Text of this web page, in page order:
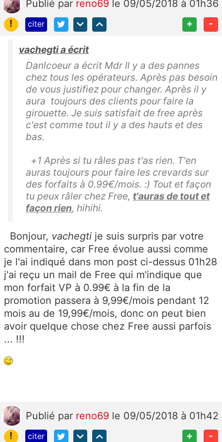
Publié par reno69 le 09/05/2018 à 01h36
!
citer + -
vachegti a écrit
Danlcoeur a écrit Mdr Il y a des pannes
chez tous les opérateurs. Après pas besoin
de vous justifiez pour changer. Après il y
aura toujours des clients pour faire la
girouette. Je suis satisfait de free après
c'est comme tout il y a des hauts et des
bas.
+1 Après si tu râles pas t'as rien. T'en
auras toujours pour faire les crevards sur
des forfaits à 0.99€/mois. :) Tout et façon
tu peux râler chez Free, t'auras de tout et
façon rien, hihihi.
Bonjour, vachegti je suis surpris par votre
commentaire, car Free évolue aussi comme
je l'ai indiqué dans mon post ci-dessus 01h28
j'ai reçu un mail de Free qui m'indique que
mon forfait VP à 0.99€ à la fin de la
promotion passera à 9,99€/mois pendant 12
mois au de 19,99€/mois, donc on peut bien
avoir quelque chose chez Free aussi parfois
... !!!
Publié par reno69 le 09/05/2018 à 01h42
!
citer + -